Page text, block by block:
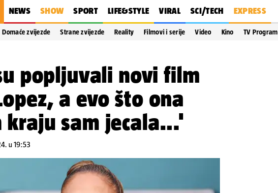
NEWS SHOW SPORT LIFE&STYLE VIRAL SCI/TECH EXPRESS
Domaće zvijezde Strane zvijezde Reality Filmovi i serije Video Kino TV Program
popljuvali novi film
a evo što ona
kraju sam jecala...'
u 19:53